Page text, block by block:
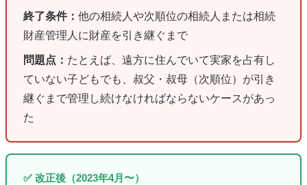
終了条件： 他の相続人や次順位の相続人または相続
財産管理人に財産を引き継ぐまで
問題点： たとえば、遠方に住んでいて実家を占有し
ていない子どもでも、叔父・叔母（次順位）が引き
継ぐまで管理し続けなければならないケースがあっ
た
✅ 改正後（2023年4月〜）